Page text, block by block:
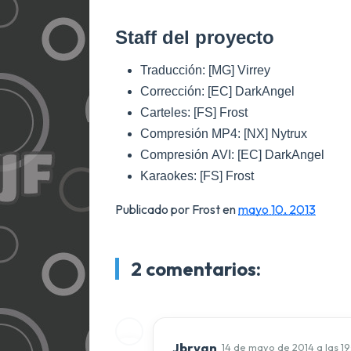
Staff del proyecto
Traducción: [MG] Virrey
Corrección: [EC] DarkAngel
Carteles: [FS] Frost
Compresión MP4: [NX] Nytrux
Compresión AVI: [EC] DarkAngel
Karaokes: [FS] Frost
Publicado por Frostenmayo 10, 2013
2 comentarios:
Jbryan 14 de mayo de 2014 a las